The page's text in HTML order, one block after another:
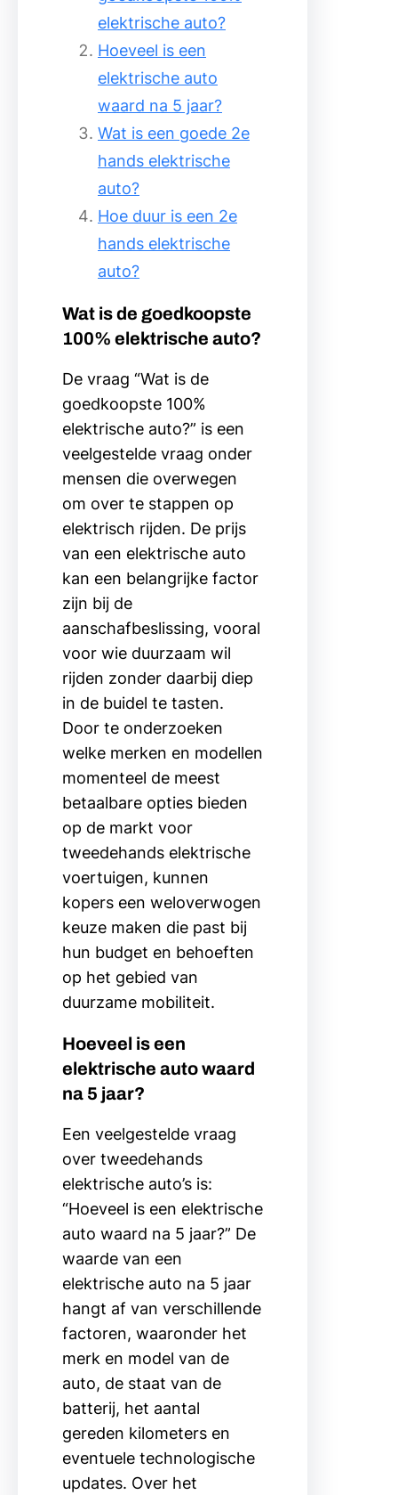
elektrische auto?
Hoeveel is een
elektrische auto
waard na 5 jaar?
Wat is een goede 2e
hands elektrische
auto?
Hoe duur is een 2e
hands elektrische
auto?
Wat is de goedkoopste
100% elektrische auto?
De vraag “Wat is de
goedkoopste 100%
elektrische auto?” is een
veelgestelde vraag onder
mensen die overwegen
om over te stappen op
elektrisch rijden. De prijs
van een elektrische auto
kan een belangrijke factor
zijn bij de
aanschafbeslissing, vooral
voor wie duurzaam wil
rijden zonder daarbij diep
in de buidel te tasten.
Door te onderzoeken
welke merken en modellen
momenteel de meest
betaalbare opties bieden
op de markt voor
tweedehands elektrische
voertuigen, kunnen
kopers een weloverwogen
keuze maken die past bij
hun budget en behoeften
op het gebied van
duurzame mobiliteit.
Hoeveel is een
elektrische auto waard
na 5 jaar?
Een veelgestelde vraag
over tweedehands
elektrische auto’s is:
“Hoeveel is een elektrische
auto waard na 5 jaar?” De
waarde van een
elektrische auto na 5 jaar
hangt af van verschillende
factoren, waaronder het
merk en model van de
auto, de staat van de
batterij, het aantal
gereden kilometers en
eventuele technologische
updates. Over het